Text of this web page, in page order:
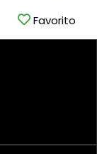
Favorito